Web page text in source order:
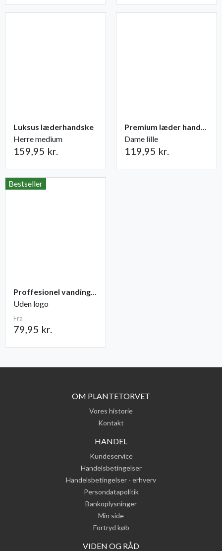
Luksus læderhandske
Herre medium
159,95 kr.
Premium læder handske Flutter
Dame lille
119,95 kr.
Bestseller
Proffesionel vandingspose 100 liter
Uden logo
Fra
79,95 kr.
OM PLANTETORVET
Vores historie
Kontakt
HANDEL
Kundeservice
Handelsbetingelser
Handelsbetingelser - erhverv
Persondatapolitik
Bankoplysninger
Min side
Fortryd køb
VIDEN OG RÅD